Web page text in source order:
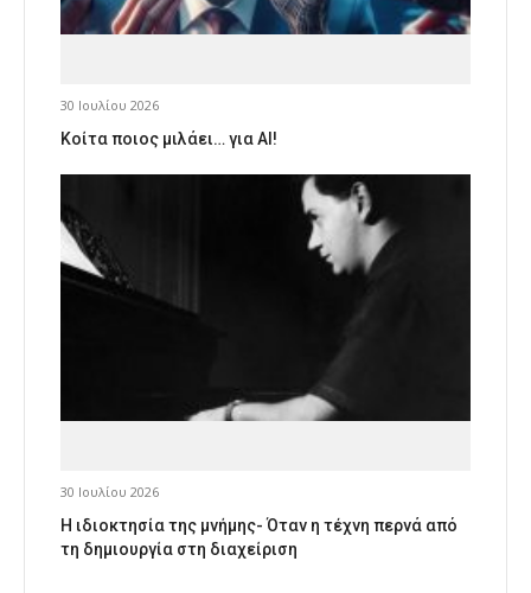
30 Ιουλίου 2026
Κοίτα ποιος μιλάει… για AI!
30 Ιουλίου 2026
Η ιδιοκτησία της μνήμης- Όταν η τέχνη περνά από
τη δημιουργία στη διαχείριση